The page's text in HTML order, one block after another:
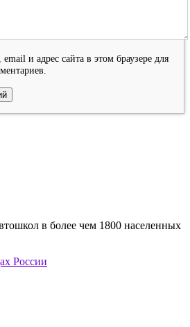
и адрес сайта в этом браузере для
в более чем 1800 населенных
России